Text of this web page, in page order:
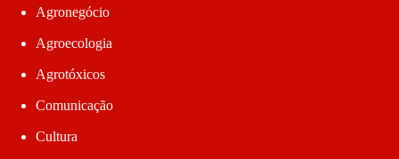
Agronegócio
Agroecologia
Agrotóxicos
Comunicação
Cultura